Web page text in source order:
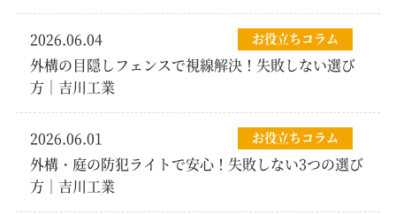
2026.06.04 お役立ちコラム
外構の目隠しフェンスで視線解決！失敗しない選び
方｜吉川工業
2026.06.01 お役立ちコラム
外構・庭の防犯ライトで安心！失敗しない3つの選び
方｜吉川工業